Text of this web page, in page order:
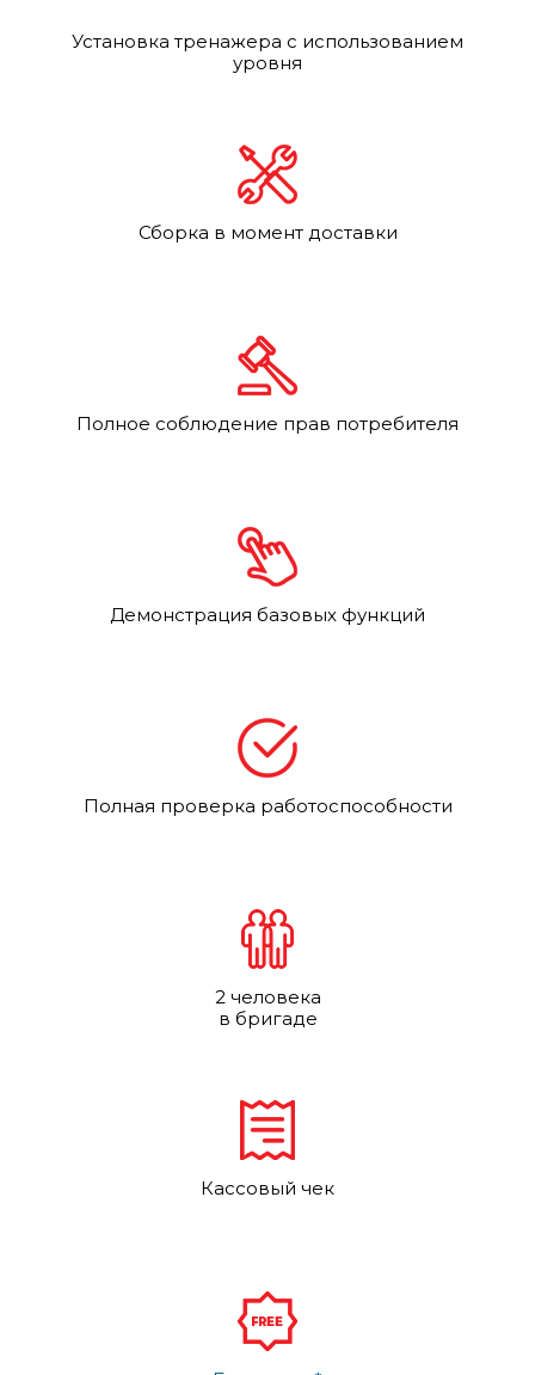
Установка тренажера с использованием
уровня
Сборка в момент доставки
Полное соблюдение прав потребителя
Демонстрация базовых функций
Полная проверка работоспособности
2 человека
в бригаде
Кассовый чек